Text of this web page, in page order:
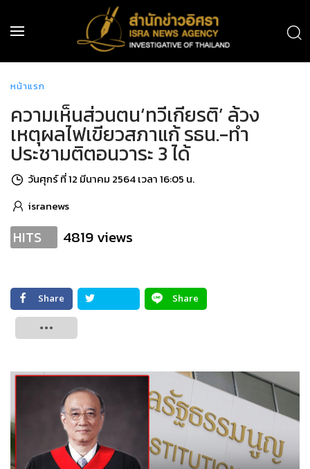
หน้าแรก
ความเห็นส่วนตน‘ทวีเกียรติ’ ล้วง
เหตุผลไฟเขียวสภาแก้ รธน.-ทำ
ประชามติตอนวาระ 3 ได้
วันศุกร์ ที่ 12 มีนาคม 2564 เวลา 16:05 น.
isranews
HITS 4819 views
Share
Share